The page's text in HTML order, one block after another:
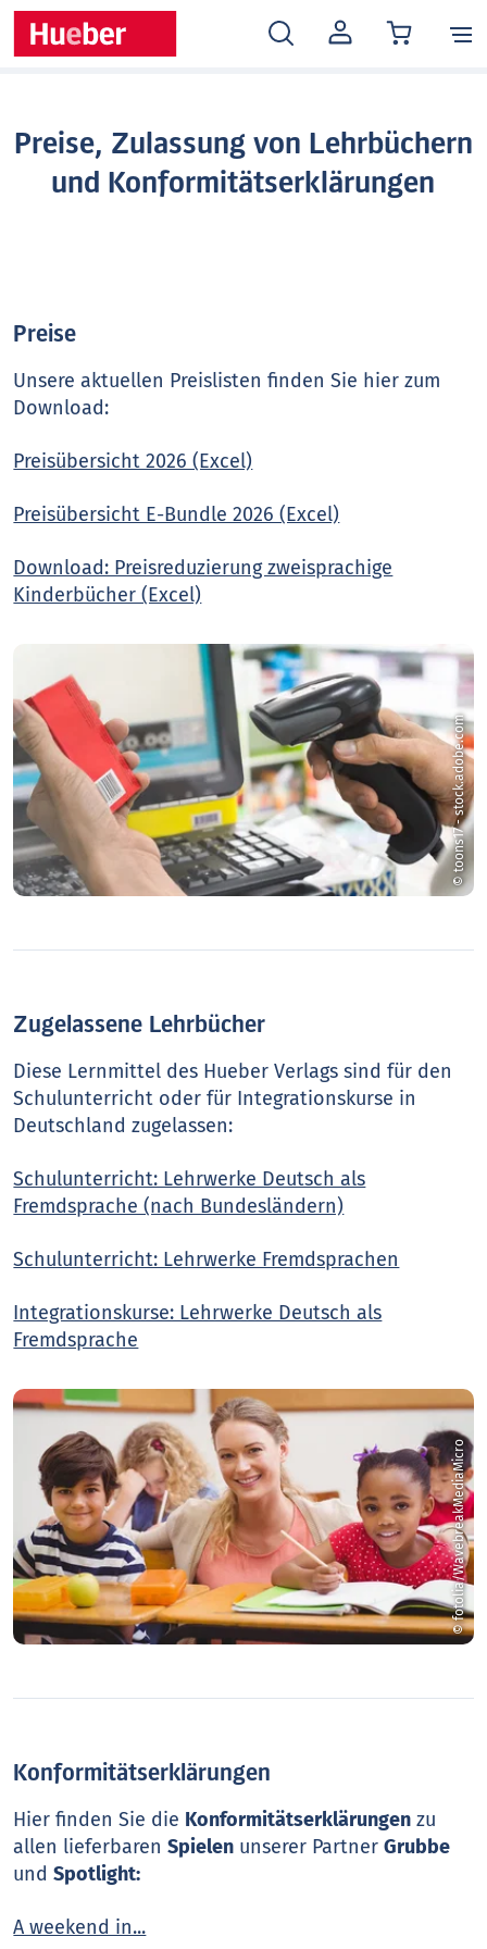
MEIN
KONTO
Preise, Zulassung von Lehrbüchern
und Konformitätserklärungen
Preise
Unsere aktuellen Preislisten finden Sie hier zum
Download:
Preisübersicht 2026 (Excel)
Preisübersicht E-Bundle 2026 (Excel)
Download: Preisreduzierung zweisprachige
Kinderbücher (Excel)
© toons17 - stock.adobe.com
Zugelassene Lehrbücher
Diese Lernmittel des Hueber Verlags sind für den
Schulunterricht oder für Integrationskurse in
Deutschland zugelassen:
Schulunterricht: Lehrwerke Deutsch als
Fremdsprache (nach Bundesländern)
Schulunterricht: Lehrwerke Fremdsprachen
Integrationskurse: Lehrwerke Deutsch als
Fremdsprache
© fotolia/WavebreakMediaMicro
Konformitätserklärungen
Hier finden Sie die Konformitätserklärungen zu
allen lieferbarenSpielen unserer PartnerGrubbe
undSpotlight:
A weekend in...